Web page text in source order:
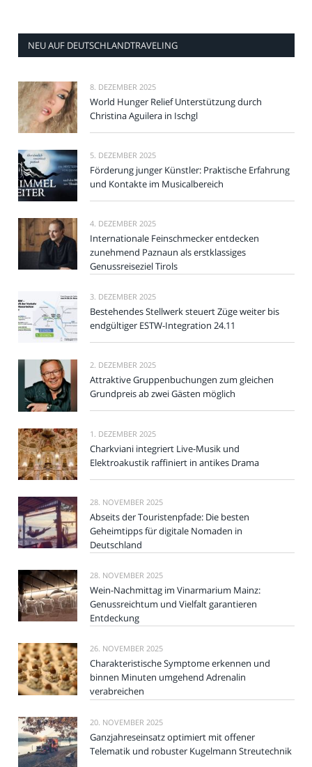
NEU AUF DEUTSCHLANDTRAVELING
8. DEZEMBER 2025
World Hunger Relief Unterstützung durch
Christina Aguilera in Ischgl
5. DEZEMBER 2025
Förderung junger Künstler: Praktische Erfahrung
und Kontakte im Musicalbereich
4. DEZEMBER 2025
Internationale Feinschmecker entdecken
zunehmend Paznaun als erstklassiges
Genussreiseziel Tirols
3. DEZEMBER 2025
Bestehendes Stellwerk steuert Züge weiter bis
endgültiger ESTW-Integration 24.11
2. DEZEMBER 2025
Attraktive Gruppenbuchungen zum gleichen
Grundpreis ab zwei Gästen möglich
1. DEZEMBER 2025
Charkviani integriert Live-Musik und
Elektroakustik raffiniert in antikes Drama
28. NOVEMBER 2025
Abseits der Touristenpfade: Die besten
Geheimtipps für digitale Nomaden in
Deutschland
28. NOVEMBER 2025
Wein-Nachmittag im Vinarmarium Mainz:
Genussreichtum und Vielfalt garantieren
Entdeckung
26. NOVEMBER 2025
Charakteristische Symptome erkennen und
binnen Minuten umgehend Adrenalin
verabreichen
20. NOVEMBER 2025
Ganzjahreseinsatz optimiert mit offener
Telematik und robuster Kugelmann Streutechnik